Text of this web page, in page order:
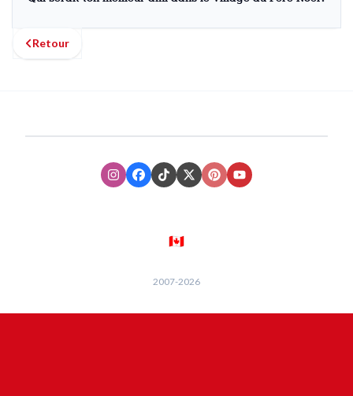
Retour
InstagramFacebook
TikTokXTwitter
PinterestYoutube
🇨🇦
2007-2026